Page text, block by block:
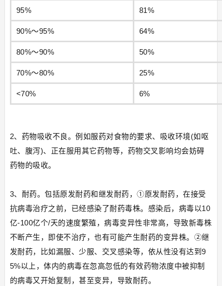
95% 81%
90%～95% 64%
80%～90% 50%
70%～80% 25%
<70% 6%
2、药物吸收不良。例如服药对食物的要求、吸收环境(如呕
吐、腹泻)、正在服用其它药物等，药物交叉影响均会妨碍
药物的吸收。
3、耐药。包括原发耐药和继发耐药，①原发耐药，在接受
抗病毒治疗之前，已经感染了耐药毒株。感染后，病毒以10
亿-100亿个/天的速度繁殖，病毒变异性非常高，导致新毒株
不断产生，即使不治疗，也有可能产生耐药的变异株。②继
发耐药，比如漏服、少服、交叉感染等，依从性没有达到9
5%以上，体内的病毒在忽高忽低的有效药物浓度中被抑制
的病毒又开始复制，甚至变异，导致耐药。